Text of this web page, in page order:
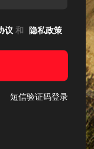
议 和 隐私政策
短信验证码登录